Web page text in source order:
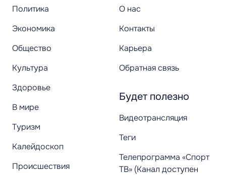
Политика
Экономика
Общество
Культура
Здоровье
В мире
Туризм
Калейдоскоп
Происшествия
О нас
Контакты
Карьера
Обратная связь
Будет полезно
Видеотрансляция
Теги
Телепрограмма «Спорт
ТВ» (Канал доступен